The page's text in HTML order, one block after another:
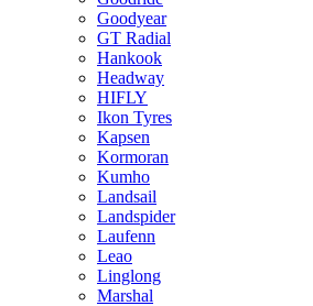
Goodyear
GT Radial
Hankook
Headway
HIFLY
Ikon Tyres
Kapsen
Kormoran
Kumho
Landsail
Landspider
Laufenn
Leao
Linglong
Marshal